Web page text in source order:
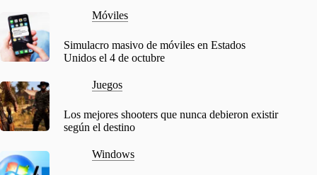
Móviles
Simulacro masivo de móviles en Estados
Unidos el 4 de octubre
Juegos
Los mejores shooters que nunca debieron existir
según el destino
Windows